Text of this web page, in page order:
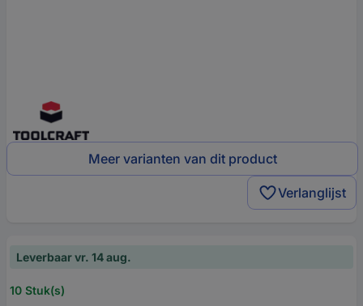
Meer varianten van dit product
Verlanglijst
Leverbaar vr. 14 aug.
10 Stuk(s)